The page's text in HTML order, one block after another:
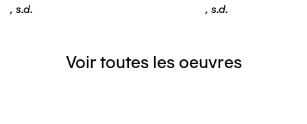
, s.d.
, s.d.
Voir toutes les oeuvres